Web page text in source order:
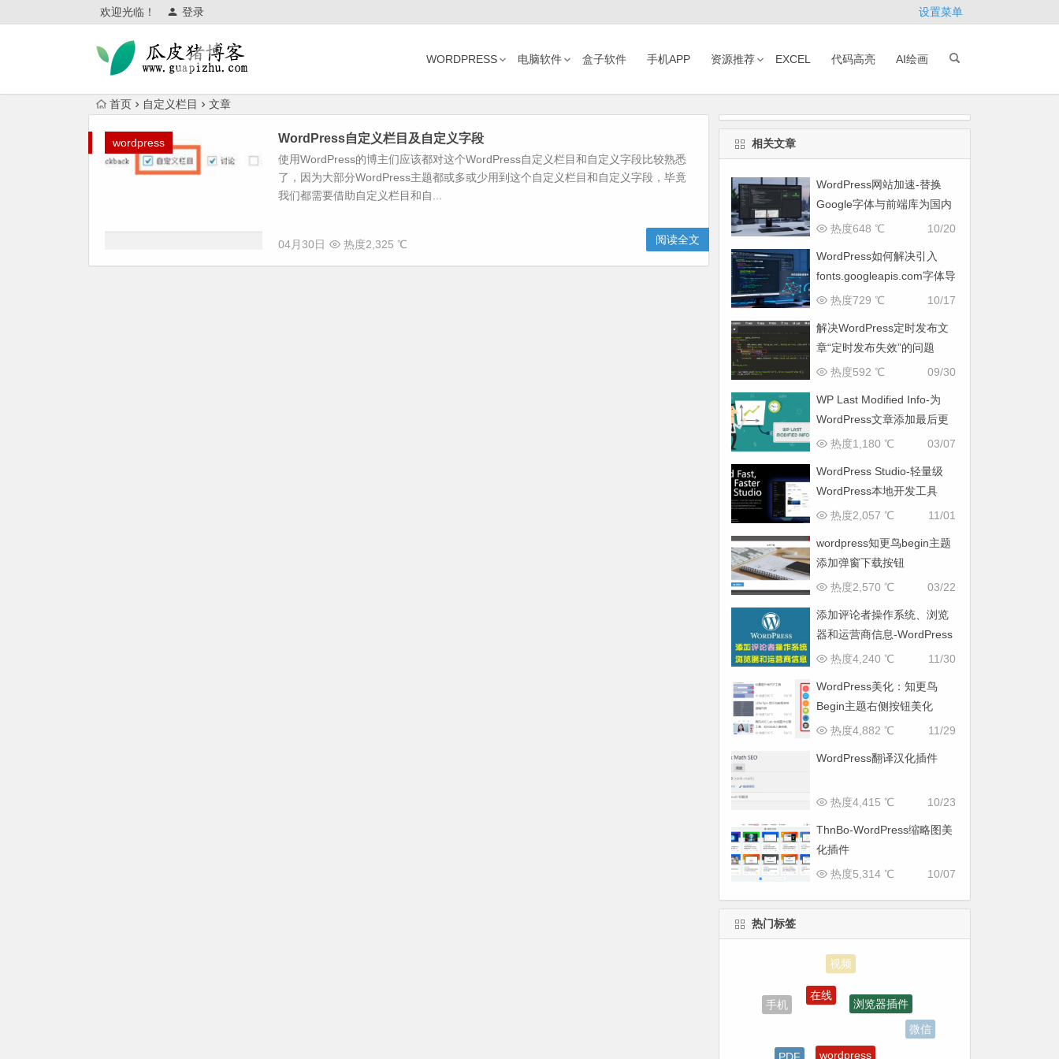
欢迎光临！ 登录 设置菜单
WORDPRESS 电脑软件 盒子软件 手机APP 资源推荐 EXCEL 代码高亮 AI绘画
首页 自定义栏目 文章
wordpress WordPress自定义栏目及自定义字段
使用WordPress的博主们应该都对这个WordPress自定义栏目和自定义字段比较熟悉
了，因为大部分WordPress主题都或多或少用到这个自定义栏目和自定义字段，毕竟
我们都需要借助自定义栏目和自...
04月30日 热度2,325 ℃ 阅读全文
相关文章
WordPress网站加速-替换
Google字体与前端库为国内
CDN镜像
10/20
热度648 ℃
WordPress如何解决引入
fonts.googleapis.com字体导
致网页响应缓慢问题
10/17
热度729 ℃
解决WordPress定时发布文
章“定时发布失效”的问题
09/30
热度592 ℃
WP Last Modified Info-为
WordPress文章添加最后更
新时间
03/07
热度1,180 ℃
WordPress Studio-轻量级
WordPress本地开发工具
11/01
热度2,057 ℃
wordpress知更鸟begin主题
添加弹窗下载按钮
03/22
热度2,570 ℃
添加评论者操作系统、浏览
器和运营商信息-WordPress
教程
11/30
热度4,240 ℃
WordPress美化：知更鸟
Begin主题右侧按钮美化
11/29
热度4,882 ℃
WordPress翻译汉化插件
10/23
热度4,415 ℃
ThnBo-WordPress缩略图美
化插件
10/07
热度5,314 ℃
热门标签
手机
在线
浏览器插件
微信
PDF